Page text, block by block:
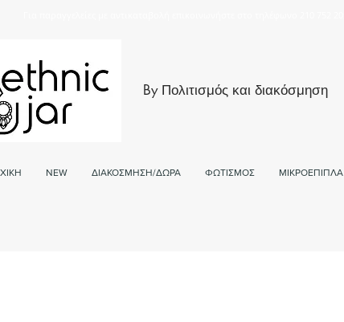
By Πολιτισμός και διακόσμηση
NEW ΔΙΑΚΟΣΜΗΣΗ/ΔΩΡΑ ΦΩΤΙΣΜΟΣ ΜΙΚΡΟΕΠΙΠΛΑ